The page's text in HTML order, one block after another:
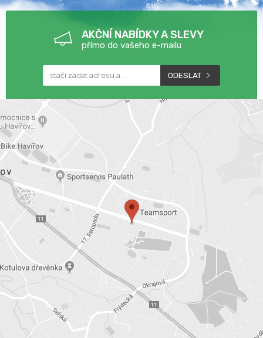
AKČNÍ NABÍDKY A SLEVY
přímo do vašeho e-mailu
ODESLAT